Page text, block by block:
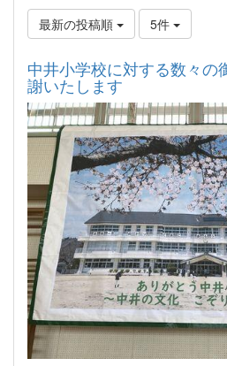
最新の投稿順 5件
中井小学校に対する数々の
謝いたします